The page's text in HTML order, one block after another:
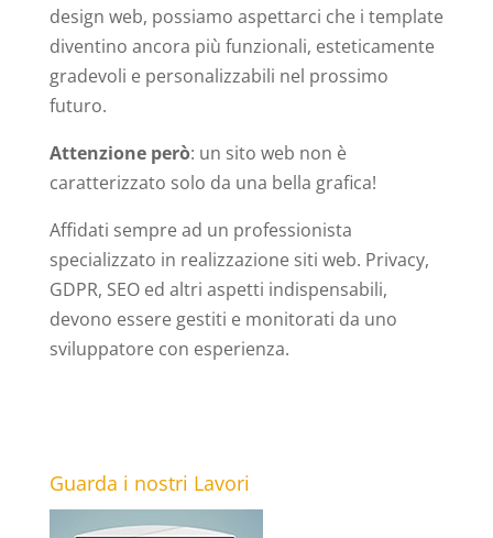
design web, possiamo aspettarci che i template
diventino ancora più funzionali, esteticamente
gradevoli e personalizzabili nel prossimo
futuro.
Attenzione però: un sito web non è
caratterizzato solo da una bella grafica!
Affidati sempre ad un professionista
specializzato in realizzazione siti web. Privacy,
GDPR, SEO ed altri aspetti indispensabili,
devono essere gestiti e monitorati da uno
sviluppatore con esperienza.
Guarda i nostri Lavori